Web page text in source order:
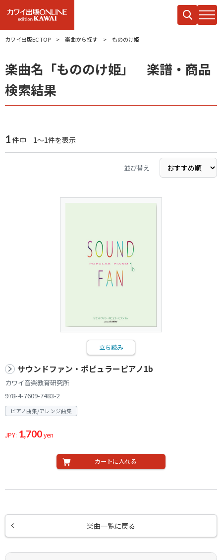
カワイ出版EC TOP 楽曲から探す もののけ姫
楽曲名「もののけ姫」 楽譜・商品
検索結果
1 件中 1～1件を表示
並び替え
立ち読み
サウンドファン・ポピュラーピアノ1b
カワイ音楽教育研究所
978-4-7609-7483-2
ピアノ曲集/アレンジ曲集
JPY: 1,700yen
カートに入れる
楽曲一覧に戻る